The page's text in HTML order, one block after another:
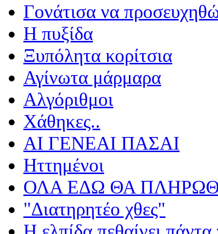
Γονάτισα να
Η πυξίδα
Ξυπόλητα κορίτσια
Αγίνωτα μάρμαρα
Αλγόριθμοι
Χάθηκες..
ΑΙ ΓΕΝΕΑΙ ΠΑΣΑΙ
Ηττημένοι
ΟΛΑ ΕΔΩ ΘΑ
"Διατηρητέο χθες"